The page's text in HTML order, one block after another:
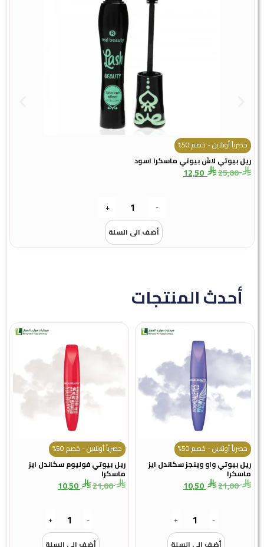
حصرياً أونلاين - خصم 50%
ريل بيوتي لاش بيوتي ماسكرا اسود
25,00
12,50
-
+
أضف الى السلة
أحدث المنتجات
حصرياً أونلاين - خصم 50%
ريل بيوتي واو وينجز سكاندل ايز
ماسكرا
21,00
10,50
-
+
أضف الى السلة
حصرياً أونلاين - خصم 50%
ريل بيوتي فوليوم سكاندل ايز
ماسكرا
21,00
10,50
-
+
أضف الى السلة